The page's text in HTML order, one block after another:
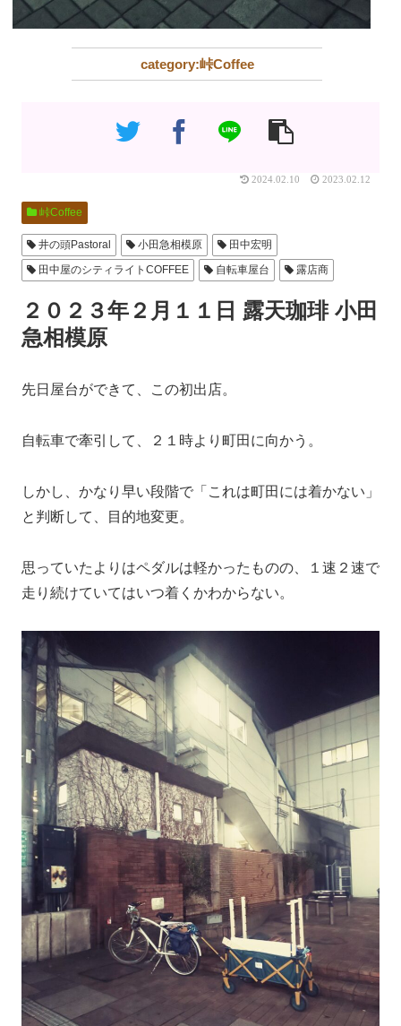
峠Coffee
2024.02.10 2023.02.12
峠Coffee
井の頭Pastoral 小田急相模原
田中宏明
田中屋のシティライトCOFFEE
自転車屋台 露店商
２０２３年２月１１日 露天珈琲 小田
急相模原
先日屋台ができて、この初出店。
自転車で牽引して、２１時より町田に向かう。
しかし、かなり早い段階で「これは町田には着かない」
と判断して、目的地変更。
思っていたよりはペダルは軽かったものの、１速２速で
走り続けていてはいつ着くかわからない。